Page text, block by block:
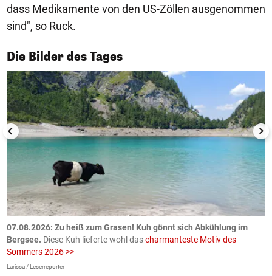
dass Medikamente von den US-Zöllen ausgenommen
sind", so Ruck.
Die Bilder des Tages
1/50
07.08.2026: Zu heiß zum Grasen! Kuh gönnt sich Abkühlung im
Bergsee. Diese Kuh lieferte wohl dascharmanteste Motiv des
Sommers 2026 >>
Larissa / Leserreporter